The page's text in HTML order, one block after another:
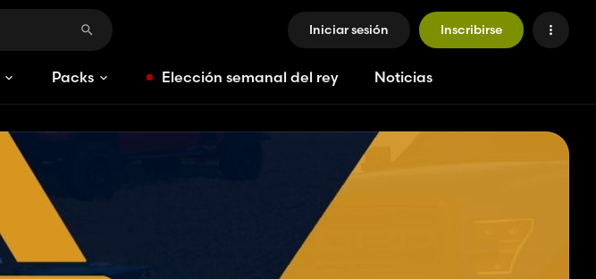
Iniciar sesión Inscribirse
Packs Elección semanal del rey Noticias